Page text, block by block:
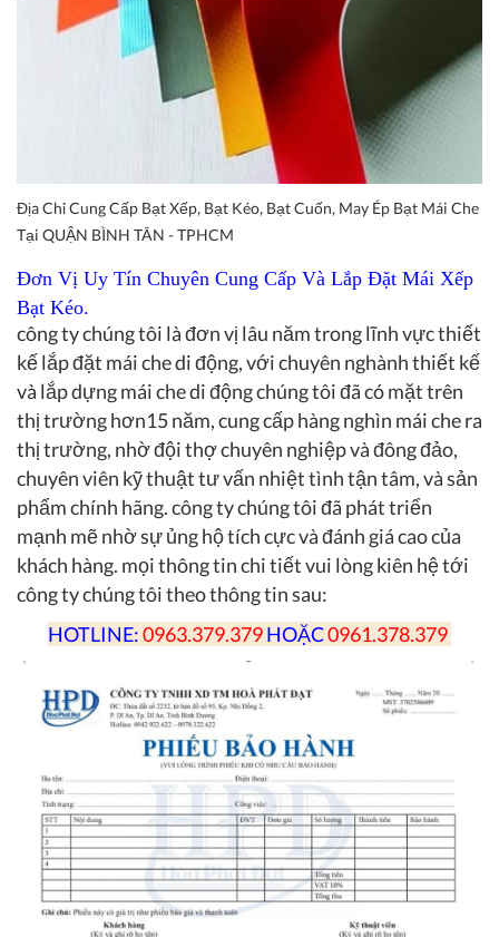
Địa Chỉ Cung Cấp Bạt Xếp, Bạt Kéo, Bạt Cuốn, May Ép Bạt Mái Che
Tại QUẬN BÌNH TÂN - TPHCM
Đơn Vị Uy Tín Chuyên Cung Cấp Và Lắp Đặt Mái Xếp
Bạt Kéo.
công ty chúng tôi là đơn vị lâu năm trong lĩnh vực thiết
kế lắp đặt mái che di động, với chuyên nghành thiết kế
và lắp dựng mái che di động chúng tôi đã có mặt trên
thị trường hơn15 năm, cung cấp hàng nghìn mái che ra
thị trường, nhờ đội thợ chuyên nghiệp và đông đảo,
chuyên viên kỹ thuật tư vấn nhiệt tình tận tâm, và sản
phẩm chính hãng. công ty chúng tôi đã phát triển
mạnh mẽ nhờ sự ủng hộ tích cực và đánh giá cao của
khách hàng. mọi thông tin chi tiết vui lòng kiên hệ tới
công ty chúng tôi theo thông tin sau:
HOTLINE:0963.379.379HOẶC0961.378.379